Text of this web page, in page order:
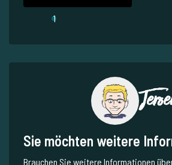
1
Sie möchten weitere
Brauchen Sie weitere Informationen